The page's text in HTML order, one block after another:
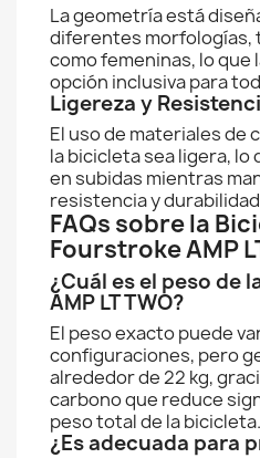
La geometría está
diferentes morfologías,
como femeninas, lo que
opción inclusiva para
Ligereza y
El uso de materiales de
la bicicleta sea ligera, lo
en subidas mientras
resistencia y
FAQs sobre la
Fourstroke AMP
¿Cuál es el peso de
AMP LT TWO?
El peso exacto puede
configuraciones, pero
alrededor de 22 kg,
carbono que reduce
peso total de la bicicleta.
¿Es adecuada para